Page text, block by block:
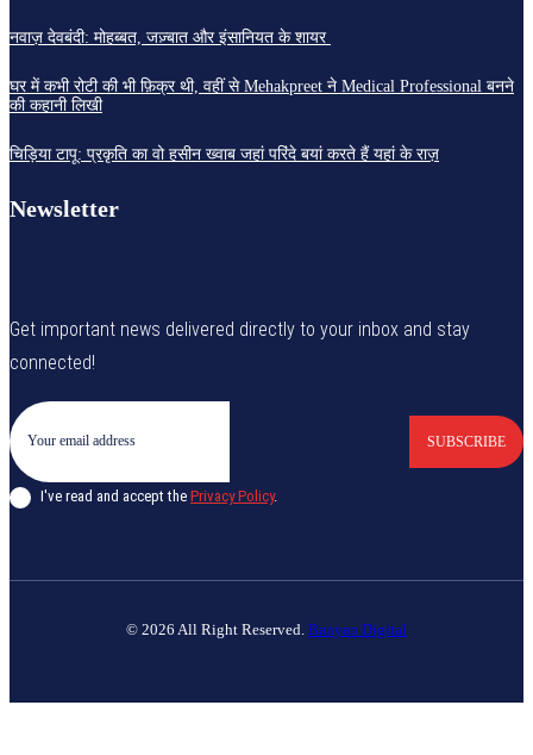
नवाज़ देवबंदी: मोहब्बत, जज़्बात और इंसानियत के शायर
घर में कभी रोटी की भी फ़िक्र थी, वहीं से Mehakpreet ने Medical Professional बनने
की कहानी लिखी
चिड़िया टापू: प्रकृति का वो हसीन ख्वाब जहां परिंदे बयां करते हैं यहां के राज़
Newsletter
Get important news delivered directly to your inbox and stay
connected!
SUBSCRIBE
I've read and accept the Privacy Policy.
© 2026 All Right Reserved. Banyan Digital